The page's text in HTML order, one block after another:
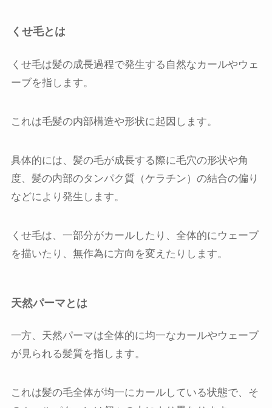
くせ毛とは
くせ毛は髪の成長過程で発生する自然なカールやウェ
ーブを指します。
これは毛髪の内部構造や形状に起因します。
具体的には、髪の毛が成長する際に毛穴の形状や角
度、髪の内部のタンパク質（ケラチン）の結合の偏り
などにより発生します。
くせ毛は、一部分がカールしたり、全体的にウェーブ
を描いたり、無作為に方向を変えたりします。
天然パーマとは
一方、天然パーマは全体的に均一なカールやウェーブ
が見られる髪質を指します。
これは髪の毛全体が均一にカールしている状態で、そ